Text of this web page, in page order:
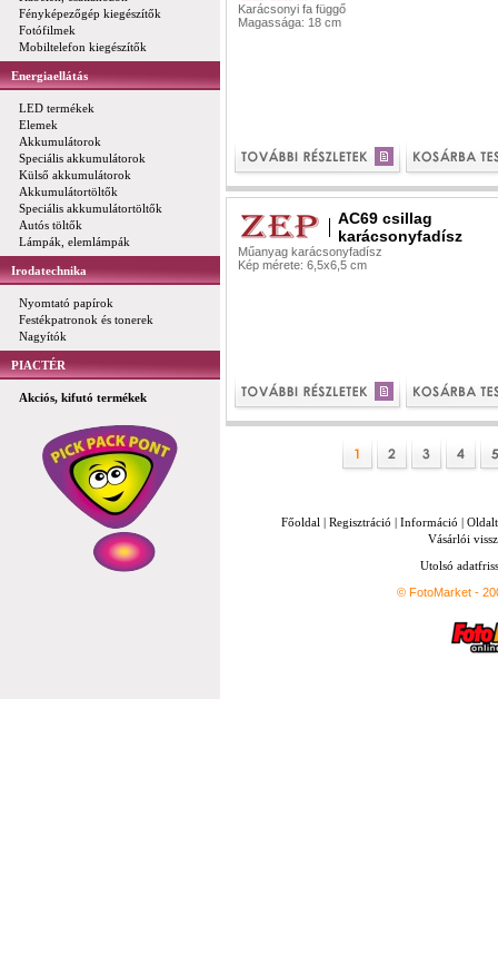
Fényképezőgép kiegészítők
Fotófilmek
Mobiltelefon kiegészítők
Energiaellátás
LED termékek
Elemek
Akkumulátorok
Speciális akkumulátorok
Külső akkumulátorok
Akkumulátortöltők
Speciális akkumulátortöltők
Autós töltők
Lámpák, elemlámpák
Irodatechnika
Nyomtató papírok
Festékpatronok és tonerek
Nagyítók
PIACTÉR
Akciós, kifutó termékek
Karácsonyi fa függő
Magassága: 18 cm
AC69 csillag
karácsonyfadísz
Műanyag karácsonyfadísz
Kép mérete: 6,5x6,5 cm
Főoldal | Regisztráció | Információ |
Vásárlói
Utolsó
© FotoMarket -